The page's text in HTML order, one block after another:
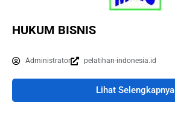
HUKUM BISNIS
Administrator pelatihan-indonesia.id
Lihat Selengkapnya